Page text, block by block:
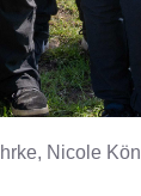
Nicole